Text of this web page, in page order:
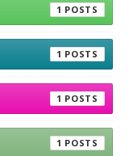
1
1
1
1